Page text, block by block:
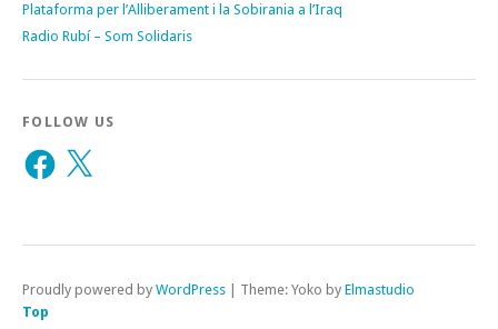
Plataforma per l’Alliberament i la Sobirania a l’Iraq
Radio Rubí – Som Solidaris
FOLLOW US
Facebook
X
Proudly powered by WordPress Theme: Yoko by Elmastudio
Top